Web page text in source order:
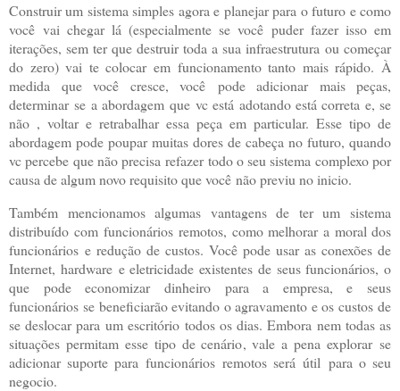
Construir um sistema simples agora e planejar para o futuro e como
você vai chegar lá (especialmente se você puder fazer isso em
iterações, sem ter que destruir toda a sua infraestrutura ou começar
do zero) vai te colocar em funcionamento tanto mais rápido. À
medida que você cresce, você pode adicionar mais peças,
determinar se a abordagem que vc está adotando está correta e, se
não , voltar e retrabalhar essa peça em particular. Esse tipo de
abordagem pode poupar muitas dores de cabeça no futuro, quando
vc percebe que não precisa refazer todo o seu sistema complexo por
causa de algum novo requisito que você não previu no inicio.
Também mencionamos algumas vantagens de ter um sistema
distribuído com funcionários remotos, como melhorar a moral dos
funcionários e redução de custos. Você pode usar as conexões de
Internet, hardware e eletricidade existentes de seus funcionários, o
que pode economizar dinheiro para a empresa, e seus
funcionários se beneficiarão evitando o agravamento e os custos de
se deslocar para um escritório todos os dias. Embora nem todas as
situações permitam esse tipo de cenário, vale a pena explorar se
adicionar suporte para funcionários remotos será útil para o seu
negocio.